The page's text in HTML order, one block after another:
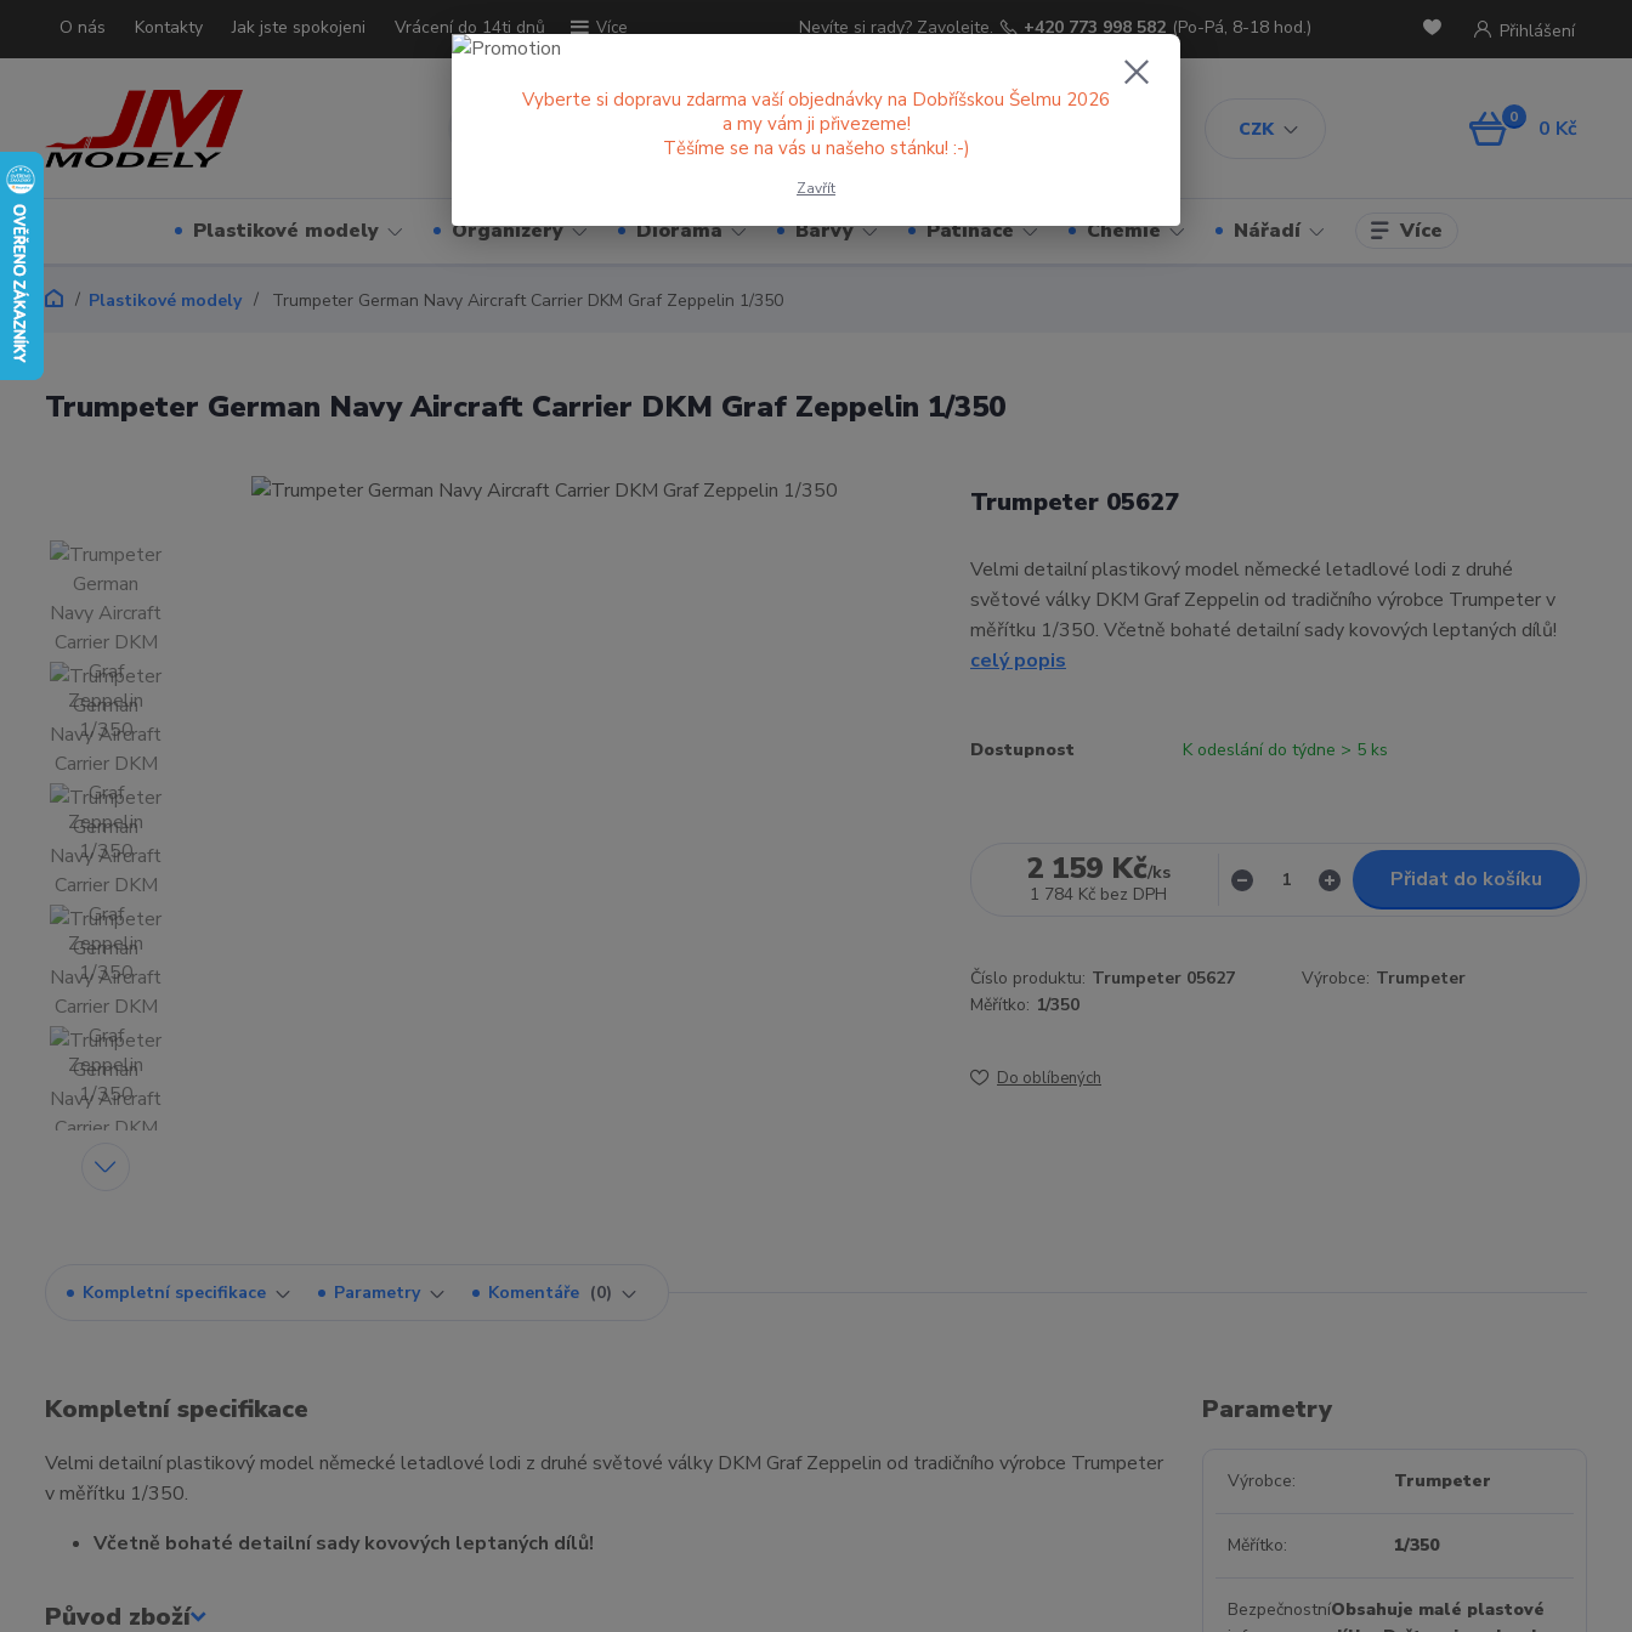
O nás Kontakty Jak jste spokojeni Vrácení do 14ti dnů Více
CZK
Přihlášení
Nevíte si rady? Zavolejte. +420 773 998 582 (Po-Pá, 8-18 hod.)
0 0 Kč
Plastikové modely Organizéry Diorama Barvy Patinace Chemie Nářadí Více
Plastikové modely Trumpeter German Navy Aircraft Carrier DKM Graf Zeppelin 1/350
Trumpeter German Navy Aircraft Carrier DKM Graf Zeppelin 1/350
Trumpeter 05627
Velmi detailní plastikový model německé letadlové lodi z druhé
světové války DKM Graf Zeppelin od tradičního výrobce Trumpeter v
měřítku 1/350. Včetně bohaté detailní sady kovových leptaných dílů!
celý popis
Dostupnost K odeslání do týdne > 5 ks
2 159 Kč/ks
1 784 Kč bez DPH
Přidat do košíku
Číslo produktu: Trumpeter 05627 Výrobce: Trumpeter
Měřítko: 1/350
Do oblíbených
Kompletní specifikace Parametry Komentáře 0
Kompletní specifikace
Velmi detailní plastikový model německé letadlové lodi z druhé světové války DKM Graf Zeppelin od tradičního výrobce Trumpeter
v měřítku 1/350.
Včetně bohaté detailní sady kovových leptaných dílů!
Původ zboží
Parametry
Výrobce Trumpeter
Měřítko 1/350
BezpečnostníObsahuje malé plastové
Vyberte si dopravu zdarma vaší objednávky na Dobříšskou Šelmu 2026
a my vám ji přivezeme!
Těšíme se na vás u našeho stánku! :-)
Zavřít